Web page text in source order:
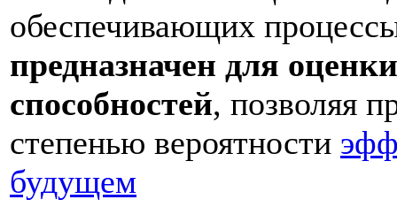
обеспечивающих
предназначен для
способностей, позволяя
степенью вероятности
будущем